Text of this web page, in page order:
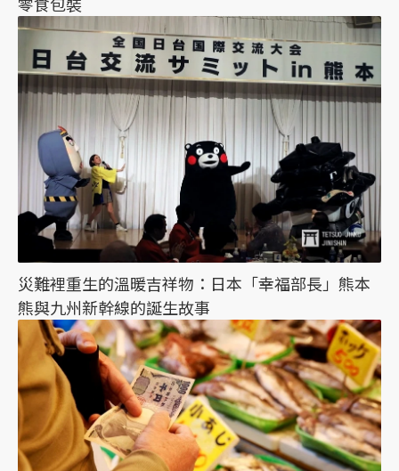
災難裡重生的溫暖吉祥物：日本「幸福部長」熊本
熊與九州新幹線的誕生故事